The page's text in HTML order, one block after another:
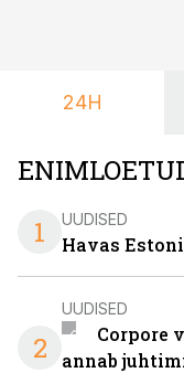
24H
1
UUDISED
Havas
2
UUDISED
Corpore
annab